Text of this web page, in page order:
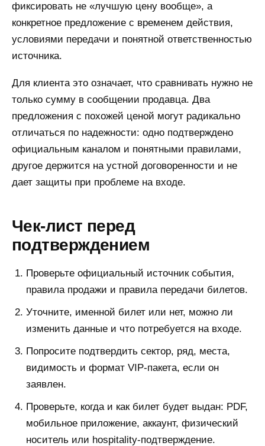
фиксировать не «лучшую цену вообще», а
конкретное предложение с временем действия,
условиями передачи и понятной ответственностью
источника.
Для клиента это означает, что сравнивать нужно не
только сумму в сообщении продавца. Два
предложения с похожей ценой могут радикально
отличаться по надежности: одно подтверждено
официальным каналом и понятными правилами,
другое держится на устной договоренности и не
дает защиты при проблеме на входе.
Чек-лист перед
подтверждением
Проверьте официальный источник события,
правила продажи и правила передачи билетов.
Уточните, именной билет или нет, можно ли
изменить данные и что потребуется на входе.
Попросите подтвердить сектор, ряд, места,
видимость и формат VIP-пакета, если он
заявлен.
Проверьте, когда и как билет будет выдан: PDF,
мобильное приложение, аккаунт, физический
носитель или hospitality-подтверждение.